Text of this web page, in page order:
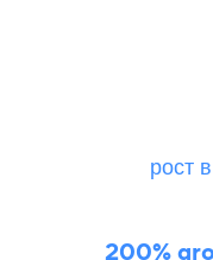
рост
200%